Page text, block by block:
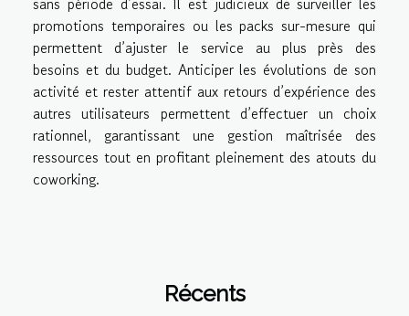
promotions temporaires ou les packs sur-mesure qui
permettent d’ajuster le service au plus près des
besoins et du budget. Anticiper les évolutions de son
activité et rester attentif aux retours d’expérience des
autres utilisateurs permettent d’effectuer un choix
rationnel, garantissant une gestion maîtrisée des
ressources tout en profitant pleinement des atouts du
coworking.
Récents